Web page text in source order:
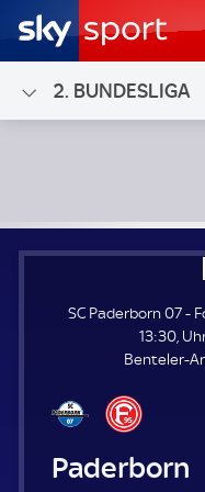
2. BUNDESLIGA
SC Paderborn 07 -
13:30,
Benteler-
SC